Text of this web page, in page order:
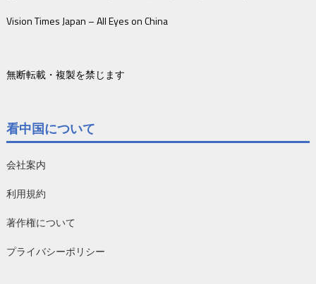
Vision Times Japan – All Eyes on China
無断転載・複製を禁じます
看中国について
会社案内
利用規約
著作権について
プライバシーポリシー